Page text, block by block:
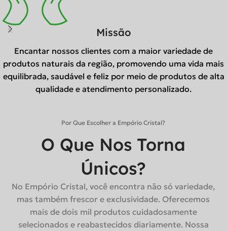
Missão
Encantar nossos clientes com a maior variedade de
produtos naturais da região, promovendo uma vida mais
equilibrada, saudável e feliz por meio de produtos de alta
qualidade e atendimento personalizado.
Por Que Escolher a Empório Cristal?
O Que Nos Torna
Únicos?
No Empório Cristal, você encontra não só variedade,
mas também frescor e exclusividade. Oferecemos
mais de dois mil produtos cuidadosamente
selecionados e reabastecidos diariamente. Nossa